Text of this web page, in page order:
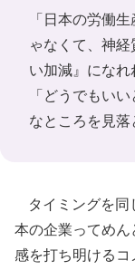
「日本の労働
ゃなくて、神
い加減』になれ
「どうでもい
なところを見落
タイミングを同
本の企業ってめ
感を打ち明けるコ